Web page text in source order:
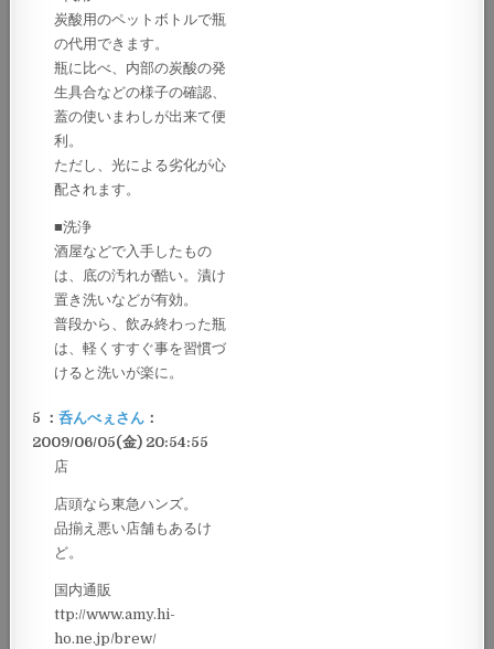
炭酸用のペットボトルで瓶
の代用できます。
瓶に比べ、内部の炭酸の発
生具合などの様子の確認、
蓋の使いまわしが出来て便
利。
ただし、光による劣化が心
配されます。
■洗浄
酒屋などで入手したもの
は、底の汚れが酷い。漬け
置き洗いなどが有効。
普段から、飲み終わった瓶
は、軽くすすぐ事を習慣づ
けると洗いが楽に。
5 ：呑んべぇさん ：
2009/06/05(金) 20:54:55
店
店頭なら東急ハンズ。
品揃え悪い店舗もあるけ
ど。
国内通販
ttp://www.amy.hi-
ho.ne.jp/brew/